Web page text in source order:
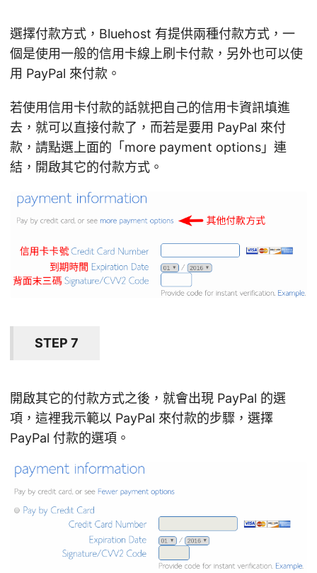
選擇付款方式，Bluehost 有提供兩種付款方式，一
個是使用一般的信用卡線上刷卡付款，另外也可以使
用 PayPal 來付款。
若使用信用卡付款的話就把自己的信用卡資訊填進
去，就可以直接付款了，而若是要用 PayPal 來付
款，請點選上面的「more payment options」連
結，開啟其它的付款方式。
STEP 7
開啟其它的付款方式之後，就會出現 PayPal 的選
項，這裡我示範以 PayPal 來付款的步驟，選擇
PayPal 付款的選項。